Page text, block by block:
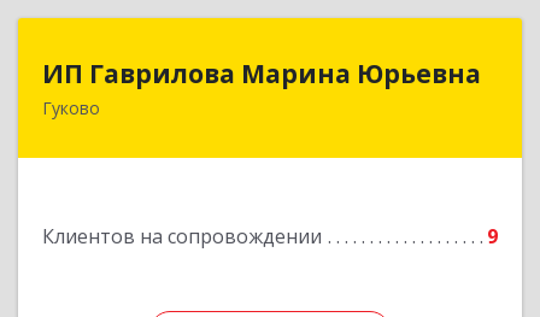
ИП Гаврилова Марина Юрьевна
Гуково
Клиентов на сопровождении 9